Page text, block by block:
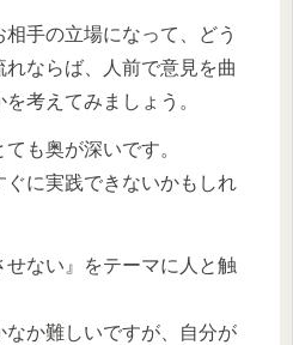
手の立場になって、どう
ならば、人前で意見を曲
考えてみましょう。
も奥が深いです。
に実践できないかもしれ
せない』をテーマに人と触
か難しいですが、自分が